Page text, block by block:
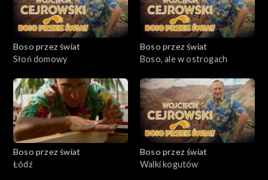
Boso przez świat
Słoń domowy
Boso przez świat
Boso, ale w ostrogach
Boso przez świat
Łódź
Boso przez świat
Walki kogutów